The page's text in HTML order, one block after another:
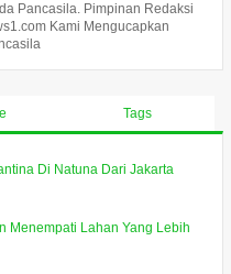
Pancasila. Pimpinan Redaksi
Kami Mengucapkan
Tags
Di Natuna Dari Jakarta
Menempati Lahan Yang Lebih